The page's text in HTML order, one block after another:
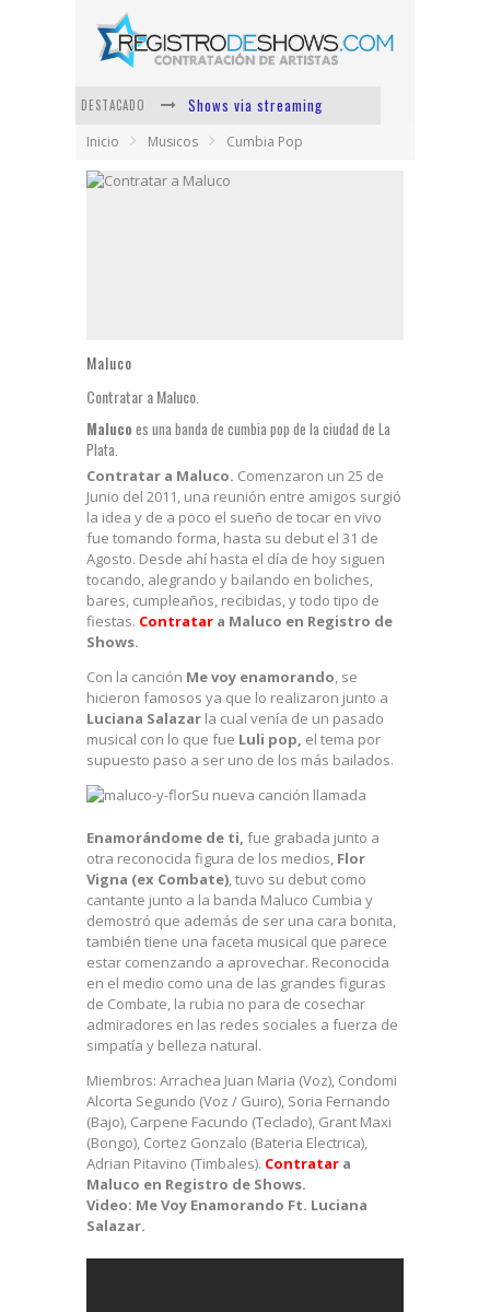
DESTACADO
Shows via streaming
Lit Killah
Nicki Nicole
Inicio Musicos Cumbia Pop
Maluco
Contratar a Maluco.
Maluco es una banda de cumbia pop de la ciudad de La
Plata.
Contratar a Maluco. Comenzaron un 25 de
Junio del 2011, una reunión entre amigos surgió
la idea y de a poco el sueño de tocar en vivo
fue tomando forma, hasta su debut el 31 de
Agosto. Desde ahí hasta el día de hoy siguen
tocando, alegrando y bailando en boliches,
bares, cumpleaños, recibidas, y todo tipo de
fiestas. Contratar a Maluco en Registro de
Shows.
Con la canción Me voy enamorando , se
hicieron famosos ya que lo realizaron junto a
Luciana Salazar la cual venía de un pasado
musical con lo que fue Luli pop, el tema por
supuesto paso a ser uno de los más bailados.
Su nueva canción llamada
Enamorándome de ti, fue grabada junto a
otra reconocida figura de los medios, Flor
Vigna (ex Combate) , tuvo su debut como
cantante junto a la banda Maluco Cumbia y
demostró que además de ser una cara bonita,
también tiene una faceta musical que parece
estar comenzando a aprovechar. Reconocida
en el medio como una de las grandes figuras
de Combate, la rubia no para de cosechar
admiradores en las redes sociales a fuerza de
simpatía y belleza natural.
Miembros: Arrachea Juan Maria (Voz), Condomi
Alcorta Segundo (Voz / Guiro), Soria Fernando
(Bajo), Carpene Facundo (Teclado), Grant Maxi
(Bongo), Cortez Gonzalo (Bateria Electrica),
Adrian Pitavino (Timbales). Contratar a
Maluco en Registro de Shows.
Video: Me Voy Enamorando Ft. Luciana
Salazar.